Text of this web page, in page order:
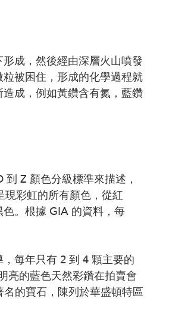
成，然後經由深層火山噴發
被困住，形成的化學過程就
成，例如黃鑽含有氮，藍鑽
Z 顏色分級標準來描述，
現彩虹的所有顏色，從紅
。根據 GIA 的資料，每
每年只有 2 到 4 顆主要的
亮的藍色天然彩鑽在拍賣會
的寶石，陳列於華盛頓特區